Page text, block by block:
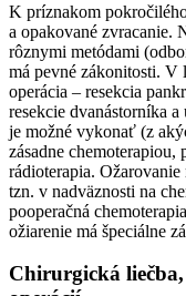
K príznakom
a opakované zvracanie.
rôznymi metódami
má pevné zákonitosti. V
operácia – resekcia
resekcie dvanástorníka
je možné vykonať (z
zásadne
rádioterapia.
tzn. v nadväznosti na
pooperačná
ožiarenie má špeciálne
Chirurgická